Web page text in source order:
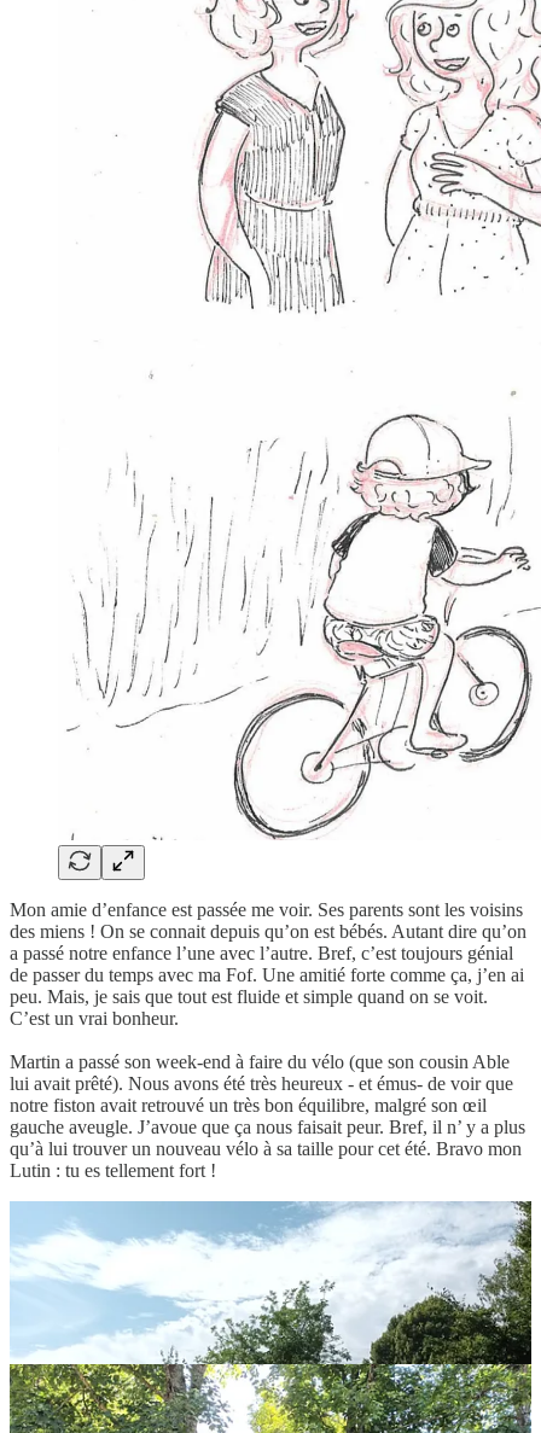
Mon amie d’enfance est passée me voir. Ses parents sont les voisins
des miens ! On se connait depuis qu’on est bébés. Autant dire qu’on
a passé notre enfance l’une avec l’autre. Bref, c’est toujours génial
de passer du temps avec ma Fof. Une amitié forte comme ça, j’en ai
peu. Mais, je sais que tout est fluide et simple quand on se voit.
C’est un vrai bonheur.
Martin a passé son week-end à faire du vélo (que son cousin Able
lui avait prêté). Nous avons été très heureux - et émus- de voir que
notre fiston avait retrouvé un très bon équilibre, malgré son œil
gauche aveugle. J’avoue que ça nous faisait peur. Bref, il n’ y a plus
qu’à lui trouver un nouveau vélo à sa taille pour cet été. Bravo mon
Lutin : tu es tellement fort !